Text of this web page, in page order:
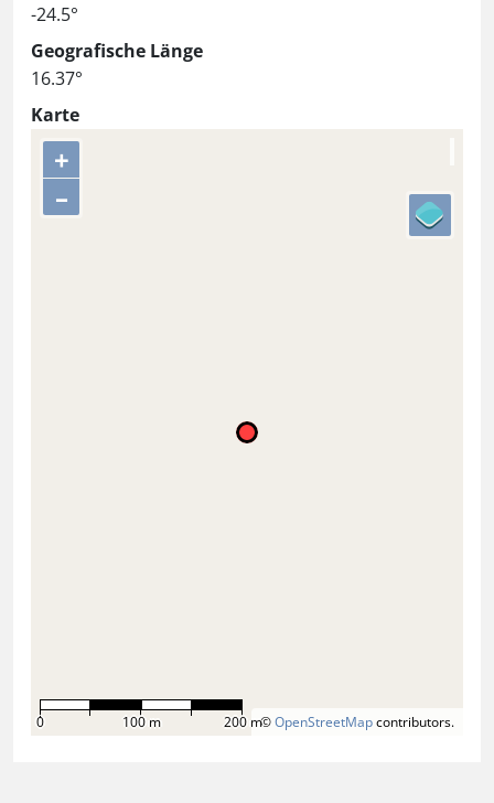
-24.5°
Geografische Länge
16.37°
Karte
+
–
©OpenStreetMapcontributors.
0 100 m 200 m